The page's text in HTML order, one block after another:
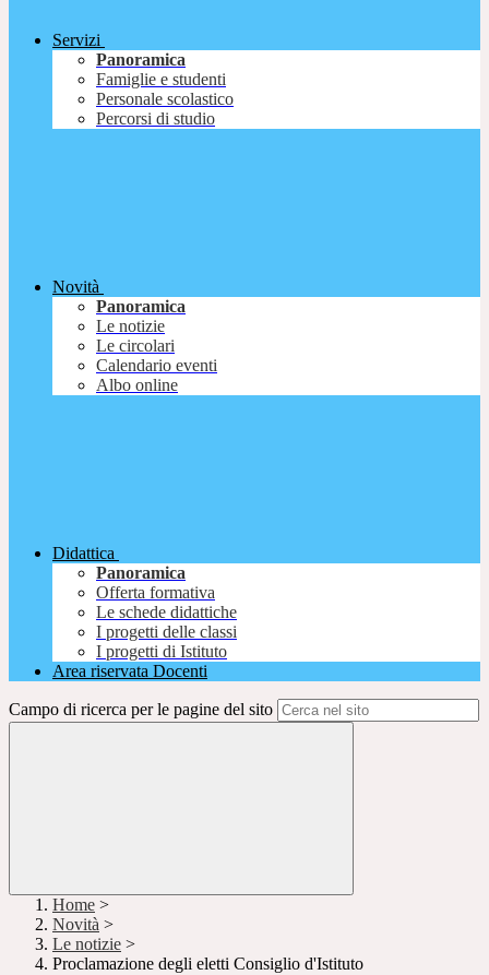
Servizi
Panoramica
Famiglie e studenti
Personale scolastico
Percorsi di studio
Novità
Panoramica
Le notizie
Le circolari
Calendario eventi
Albo online
Didattica
Panoramica
Offerta formativa
Le schede didattiche
I progetti delle classi
I progetti di Istituto
Area riservata Docenti
Campo di ricerca per le pagine del sito
Home >
Novità >
Le notizie >
Proclamazione degli eletti Consiglio d'Istituto